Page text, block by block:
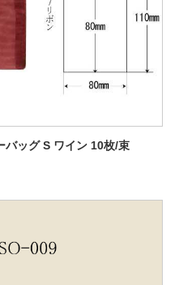
バッグ S ワイン 10枚/束